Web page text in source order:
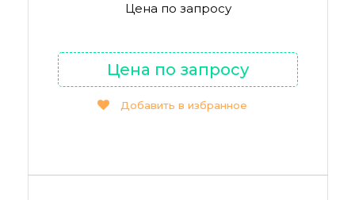
Цена по запросу
Цена по запросу
Добавить в избранное